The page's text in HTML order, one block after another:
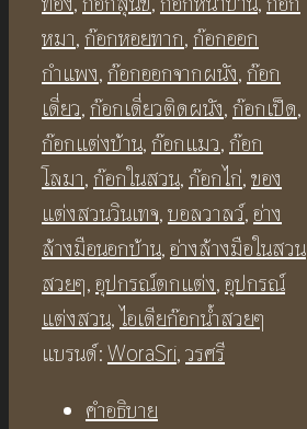
หมา,ก๊อกหอยทาก,ก๊อกออก
กำแพง,ก๊อกออกจากผนัง,ก๊อก
เดี่ยว,ก๊อกเดี่ยวติดผนัง,ก๊อกเป็ด,
ก๊อกแต่งบ้าน,ก๊อกแมว,ก๊อก
โลมา,ก๊อกในสวน,ก๊อกไก่,ของ
แต่งสวนวินเทจ,บอลวาลว์,อ่าง
ล้างมือนอกบ้าน,อ่างล้างมือในสวน
สวยๆ,อุปกรณ์ตกแต่ง,อุปกรณ์
แต่งสวน,ไอเดียก๊อกน้ำสวยๆ
แบรนด์:WoraSri,วรศรี
คำอธิบาย